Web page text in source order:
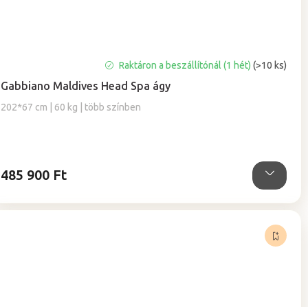
Gabbiano Maldives Head Spa ágy
202*67 cm | 60 kg | több színben
Raktáron a beszállítónál (1 hét) (>10 ks)
485 900 Ft